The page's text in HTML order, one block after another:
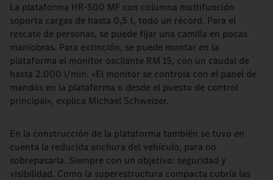
La plataforma HR-500 MF con columna multifunción
soporta cargas de hasta 0,5 t, todo un récord. Para el
rescate de personas, se puede fijar una camilla en pocas
maniobras. Para extinción, se puede montar en la
plataforma el monitor oscilante RM 15, con un caudal de
hasta 2.000 l/min. «El monitor se controla con el panel de
mandos en la plataforma o desde el puesto de control
principal», explica Michael Schweizer.
En la construcción de la plataforma también se tuvo en
cuenta la reducida anchura del vehículo, para no
sobrepasarla. Siempre con un objetivo: seguridad y
visibilidad. Como la superestructura compacta cubría las